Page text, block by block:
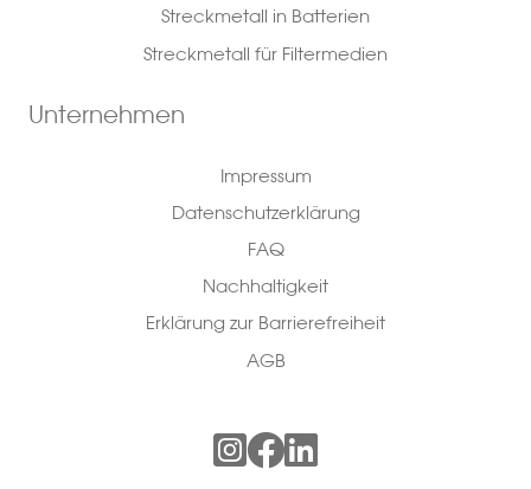
Streckmetall in Batterien
Streckmetall für Filtermedien
Unternehmen
Impressum
Datenschutzerklärung
FAQ
Nachhaltigkeit
Erklärung zur Barrierefreiheit
AGB